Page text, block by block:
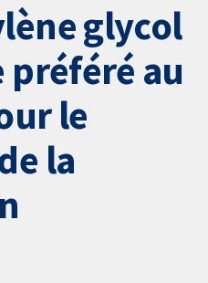
glycol
au
le
la